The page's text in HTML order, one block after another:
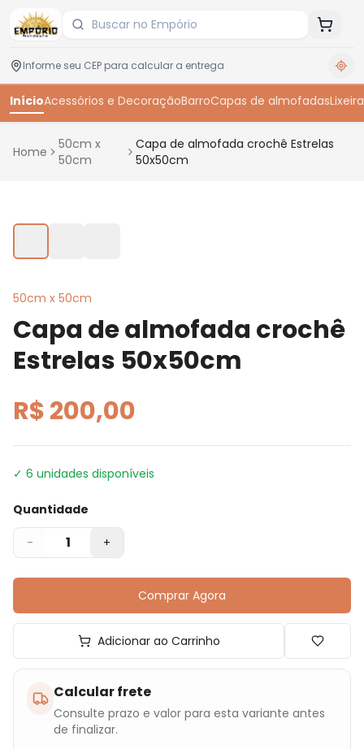
InícioAcessórios e DecoraçãoBarroCapas de almofadasLixeira
Home
50cm x
50cm
Capa de almofada crochê Estrelas
50x50cm
50cm x 50cm
Capa de almofada crochê
Estrelas 50x50cm
R$ 200,00
✓ 6 unidades disponíveis
Quantidade
- 1 +
Comprar Agora
Adicionar ao Carrinho
Calcular frete
Consulte prazo e valor para esta variante antes
de finalizar.